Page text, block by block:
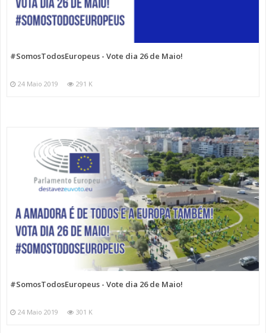
#SomosTodosEuropeus - Vote dia 26 de Maio!
24 Maio 2019 291 K
#SomosTodosEuropeus - Vote dia 26 de Maio!
24 Maio 2019 301 K